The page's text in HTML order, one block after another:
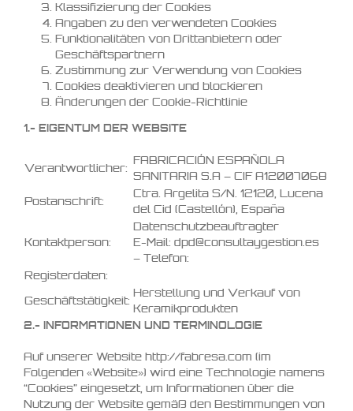
Klassifizierung der Cookies
Angaben zu den verwendeten Cookies
Funktionalitäten von Drittanbietern oder
Geschäftspartnern
Zustimmung zur Verwendung von Cookies
Cookies deaktivieren und blockieren
Änderungen der Cookie-Richtlinie
1.- EIGENTUM DER WEBSITE
Verantwortlicher:
FABRICACIÓN ESPAÑOLA
SANITARIA S.A – CIF A12007068
Postanschrift:
Ctra. Argelita S/N. 12120, Lucena
del Cid (Castellón), España
Kontaktperson:
Datenschutzbeauftragter
E-Mail: dpd@consultaygestion.es
– Telefon:
Registerdaten:
Geschäftstätigkeit:
Herstellung und Verkauf von
Keramikprodukten
2.- INFORMATIONEN UND TERMINOLOGIE
Auf unserer Website http://fabresa.com (im
Folgenden «Website») wird eine Technologie namens
“Cookies” eingesetzt, um Informationen über die
Nutzung der Website gemäß den Bestimmungen von